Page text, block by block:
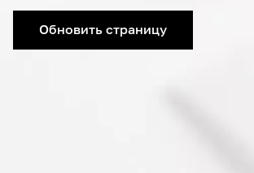
Обновить страницу